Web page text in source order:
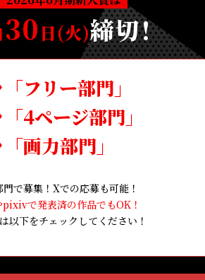
30 日(火)締切！
「フリー部門」
「4ページ部門」
「画力部門」
門で募集！Xでの応募も可能！
pixivで発表済の作品でもOK！
以下をチェックしてください！